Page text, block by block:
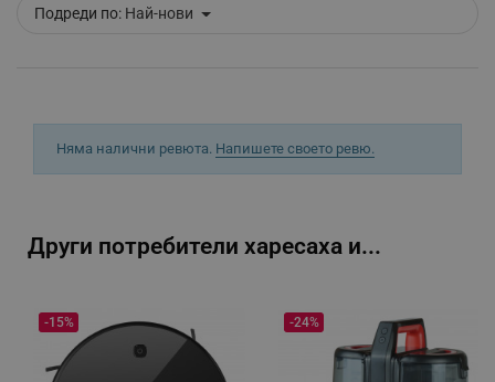
Подреди по: Най-нови
Няма налични ревюта. Напишете своето ревю.
Други потребители харесаха и...
-15% -24%
rlv_
rlv_p
.alleop.bg
rlv_g
.alleop.bg